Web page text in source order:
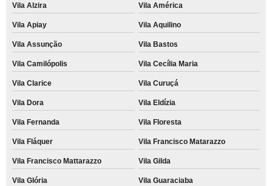
Vila Alzira Vila América
Vila Apiay Vila Aquilino
Vila Assunção Vila Bastos
Vila Camilópolis Vila Cecília Maria
Vila Clarice Vila Curuçá
Vila Dora Vila Eldízia
Vila Fernanda Vila Floresta
Vila Fláquer Vila Francisco Matarazzo
Vila Francisco Mattarazzo Vila Gilda
Vila Glória Vila Guaraciaba